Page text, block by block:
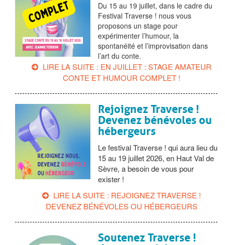
Du 15 au 19 juillet, dans le cadre du
Festival Traverse ! nous vous
proposons un stage pour
expérimenter l’humour, la
spontanéité et l’improvisation dans
l’art du conte.
LIRE LA SUITE : EN JUILLET : STAGE AMATEUR
CONTE ET HUMOUR COMPLET !
Rejoignez Traverse !
Devenez bénévoles ou
hébergeurs
Le festival Traverse ! qui aura lieu du
15 au 19 juillet 2026, en Haut Val de
Sèvre, a besoin de vous pour
exister !
LIRE LA SUITE : REJOIGNEZ TRAVERSE !
DEVENEZ BÉNÉVOLES OU HÉBERGEURS
Soutenez Traverse !